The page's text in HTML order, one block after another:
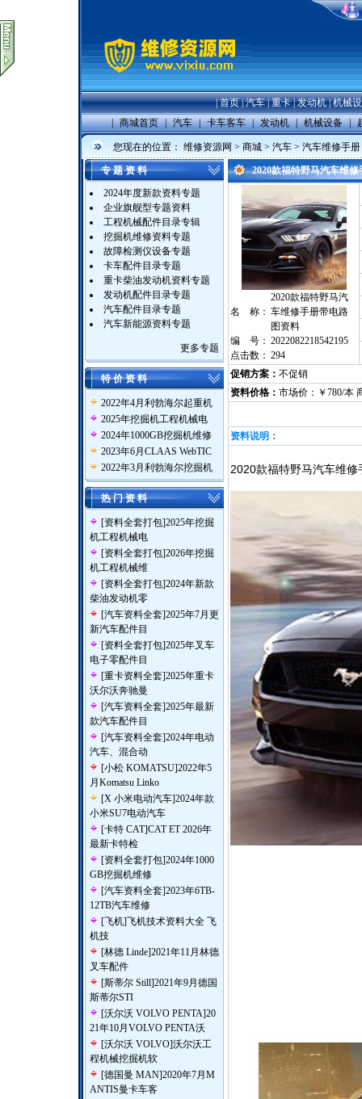
|首页|汽车|重卡|发动机|机械
| 商城首页 | 汽车 | 卡车客车 | 发动机 | 机械设备 |
您现在的位置： 维修资源网 > 商城 > 汽车 > 汽车维修手册
专 题 资 料
2024年度新款资料专题
企业旗舰型专题资料
工程机械配件目录专辑
挖掘机维修资料专题
故障检测仪设备专题
卡车配件目录专题
重卡柴油发动机资料专题
发动机配件目录专题
汽车配件目录专题
汽车新能源资料专题
更多专题
特 价 资 料
2022年4月利勃海尔起重机
2025年挖掘机工程机械电
2024年1000GB挖掘机维修
2023年6月CLAAS WebTIC
2022年3月利勃海尔挖掘机
热 门 资 料
[资料全套打包]2025年挖掘
机工程机械电
[资料全套打包]2026年挖掘
机工程机械维
[资料全套打包]2024年新款
柴油发动机零
[汽车资料全套]2025年7月更
新汽车配件目
[资料全套打包]2025年叉车
电子零配件目
[重卡资料全套]2025年重卡
沃尔沃奔驰曼
[汽车资料全套]2025年最新
款汽车配件目
[汽车资料全套]2024年电动
汽车、混合动
[小松 KOMATSU]2022年5
月Komatsu Linko
[X 小米电动汽车]2024年款
小米SU7电动汽车
[卡特 CAT]CAT ET 2026年
最新卡特检
[资料全套打包]2024年1000
GB挖掘机维修
[汽车资料全套]2023年6TB-
12TB汽车维修
[飞机]飞机技术资料大全 飞
机技
[林德 Linde]2021年11月林德
叉车配件
[斯蒂尔 Still]2021年9月德国
斯蒂尔STI
[沃尔沃 VOLVO PENTA]20
21年10月VOLVO PENTA沃
[沃尔沃 VOLVO]沃尔沃工
程机械挖掘机软
[德国曼 MAN]2020年7月M
ANTIS曼卡车客
2020款福特野马汽车维
名 称：
2020款福特野马汽
车维修手册带电路
图资料
编 号： 2022082218542195
点击数： 294
促销方案： 不促销
资料价格： 市场价：￥780/本
资料说明：
2020款福特野马汽车维